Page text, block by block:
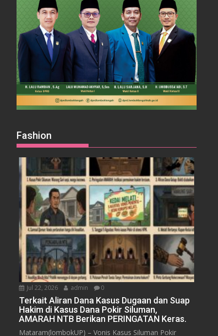
Fashion
Jul 22, 2026 admin 0
Terkait Aliran Dana Kasus Dugaan dan Suap
Hakim di Kasus Dana Pokir Siluman,
AMARAH NTB Berikan PERINGATAN Keras.
Mataram(lombokUP) – Vonis Kasus Siluman Pokir